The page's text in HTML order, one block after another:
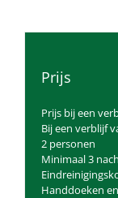
Prijs
Prijs bij een
Bij een verblijf
2 personen
Minimaal 3
Handdoeken